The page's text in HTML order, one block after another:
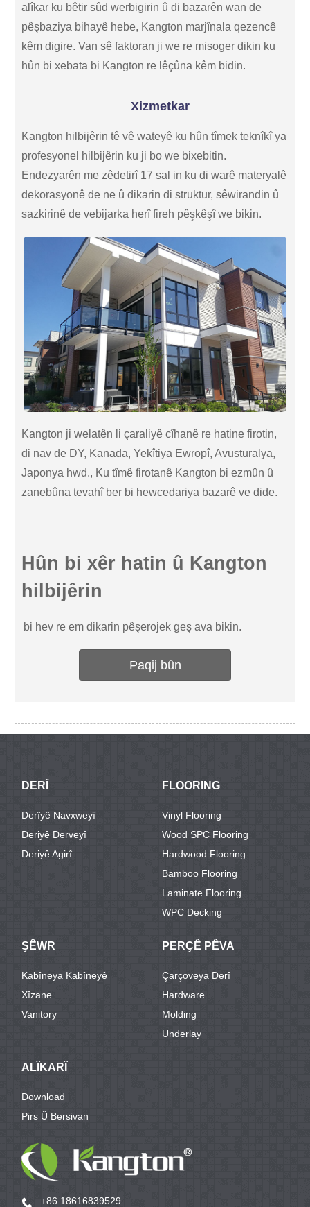
alîkar ku bêtir sûd werbigirin û di bazarên wan de
pêşbaziya bihayê hebe, Kangton marjînala qezencê
kêm digire. Van sê faktoran ji we re misoger dikin ku
hûn bi xebata bi Kangton re lêçûna kêm bidin.
Xizmetkar
Kangton hilbijêrin tê vê wateyê ku hûn tîmek teknîkî ya
profesyonel hilbijêrin ku ji bo we bixebitin.
Endezyarên me zêdetirî 17 sal in ku di warê materyalê
dekorasyonê de ne û dikarin di struktur, sêwirandin û
sazkirinê de vebijarka herî fireh pêşkêşî we bikin.
Kangton ji welatên li çaraliyê cîhanê re hatine firotin,
di nav de DY, Kanada, Yekîtiya Ewropî, Avusturalya,
Japonya hwd., Ku tîmê firotanê Kangton bi ezmûn û
zanebûna tevahî ber bi hewcedariya bazarê ve dide.
Hûn bi xêr hatin û Kangton
hilbijêrin
bi hev re em dikarin pêşerojek geş ava bikin.
Paqij bûn
DERÎ
Derîyê Navxweyî
Deriyê Derveyî
Deriyê Agirî
FLOORING
Vinyl Flooring
Wood SPC Flooring
Hardwood Flooring
Bamboo Flooring
Laminate Flooring
WPC Decking
ŞÊWR
Kabîneya Kabîneyê
Xîzane
Vanitory
PERÇÊ PÊVA
Çarçoveya Derî
Hardware
Molding
Underlay
ALÎKARÎ
Download
Pirs Û Bersivan
+86 18616839529